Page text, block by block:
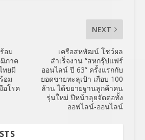
อม
ภาค
ทยมี
อม
อโรค
NEXT
เครือสหพัฒน์ โชว์ผล
สำเร็จงาน “สหกรุ๊ปแฟร์
ออนไลน์ ปี 63” ครั้งแรกกับ
ยอดขายทะลุเป้า เกือบ 100
ล้าน ได้ขยายฐานลูกค้าคน
รุ่นใหม่ ปีหน้าลุยจัดต่อทั้ง
ออฟไลน์-ออนไลน์